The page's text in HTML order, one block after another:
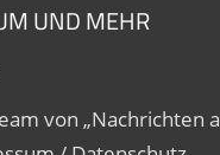
UND MEHR
von „Nachrichten